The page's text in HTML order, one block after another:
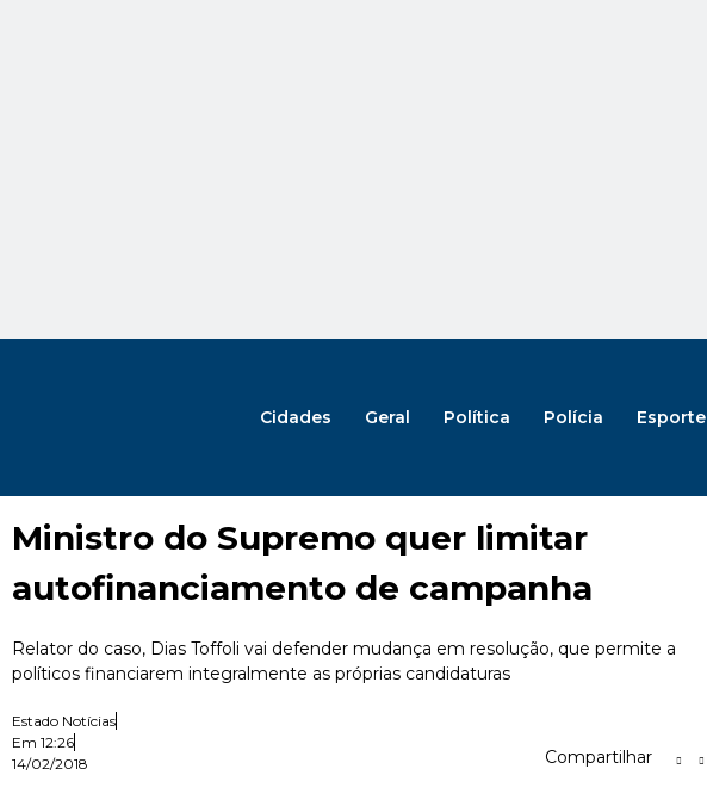
Cidades Geral Política Polícia Esporte
Ministro do Supremo quer limitar
autofinanciamento de campanha
Relator do caso, Dias Toffoli vai defender mudança em resolução, que permite a
políticos financiarem integralmente as próprias candidaturas
Estado Notícias
Em 12:26
14/02/2018
Compartilhar